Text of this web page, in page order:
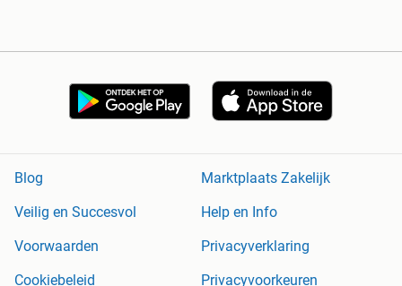
Blog
Marktplaats Zakelijk
Veilig en Succesvol
Help en Info
Voorwaarden
Privacyverklaring
Cookiebeleid
Privacyvoorkeuren